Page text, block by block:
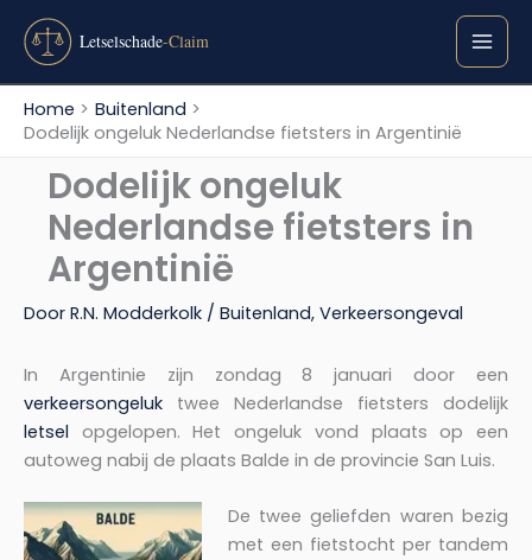
naar
inhoudHome
Buitenland
Dodelijk ongeluk Nederlandse fietsters in Argentinië
Dodelijk ongeluk
Nederlandse fietsters in
Argentinië
Door R.N. Modderkolk / Buitenland, Verkeersongeval
In Argentinie zijn zondag 8 januari door een
verkeersongeluk twee Nederlandse fietsters dodelijk
letsel opgelopen. Het ongeluk vond plaats op een
autoweg nabij de plaats Balde in de provincie San Luis.
De twee geliefden waren bezig
met een fietstocht per tandem